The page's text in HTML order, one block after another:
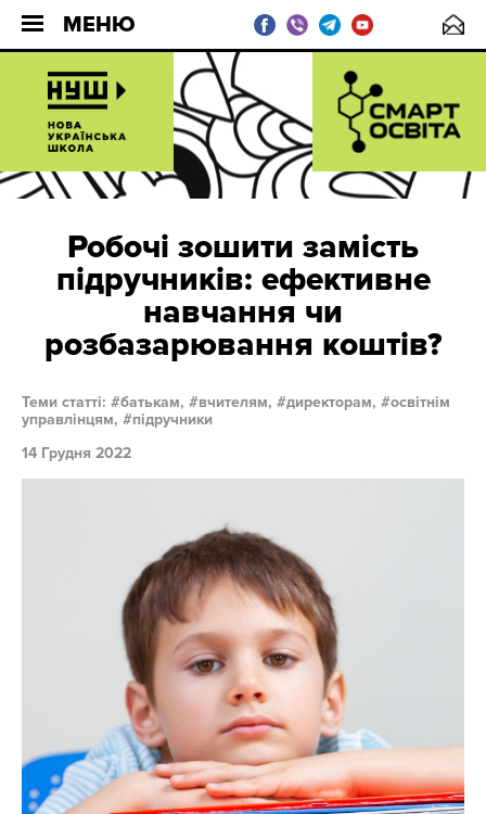
МЕНЮ
Робочі зошити замість
підручників: ефективне
навчання чи
розбазарювання коштів?
Теми статті: батькам, вчителям, директорам,
освітнім
управлінцям,
підручники
14 Грудня 2022